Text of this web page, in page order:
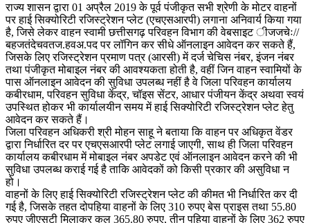
राज्य शासन द्वारा 01 अप्रैल 2019 के पूर्व पंजीकृत सभी श्रेणी के मोटर वाहनों
पर हाई सिक्योरिटी रजिस्ट्रेशन प्लेट (एचएसआरपी) लगाना अनिवार्य किया गया
है, जिसे लेकर वाहन स्वामी छत्तीसगढ़ परिवहन विभाग की वेबसाइट ीजजचेः//
बहजतंदेचवतज.हवअ.पद पर लॉगिन कर सीधे ऑनलाइन आवेदन कर सकते हैं,
जिसके लिए रजिस्ट्रेशन प्रमाण पत्र (आरसी) में दर्ज चेचिस नंबर, इंजन नंबर
तथा पंजीकृत मोबाइल नंबर की आवश्यकता होती है, वहीं जिन वाहन स्वामियों के
पास ऑनलाइन आवेदन की सुविधा उपलब्ध नहीं है वे जिला परिवहन कार्यालय
कबीरधाम, परिवहन सुविधा केंद्र, चॉइस सेंटर, आधार पंजीयन केंद्र अथवा स्वयं
उपस्थित होकर भी कार्यालयीन समय में हाई सिक्योरिटी रजिस्ट्रेशन प्लेट हेतु
आवेदन कर सकते हैं।
जिला परिवहन अधिकरी श्री मोहन साहू ने बताया कि वाहन पर अधिकृत वेंडर
द्वारा निर्धारित दर पर एचएसआरपी प्लेट लगाई जाएगी, साथ ही जिला परिवहन
कार्यालय कबीरधाम में मोबाइल नंबर अपडेट एवं ऑनलाइन आवेदन करने की भी
सुविधा उपलब्ध कराई गई है ताकि आवेदकों को किसी प्रकार की असुविधा न
हो।
वाहनों के लिए हाई सिक्योरिटी रजिस्ट्रेशन प्लेट की कीमत भी निर्धारित कर दी
गई है, जिसके तहत दोपहिया वाहनों के लिए 310 रुपए बेस प्राइस तथा 55.80
रुपए जीएसटी मिलाकर कुल 365.80 रुपए, तीन पहिया वाहनों के लिए 362 रुपए